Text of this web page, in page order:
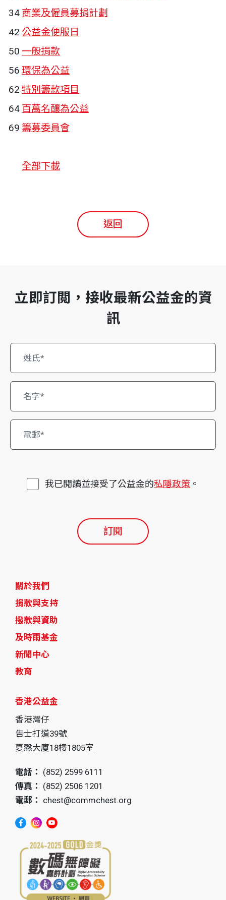
34 商業及僱員募捐計劃
42 公益金便服日
50 一般捐款
56 環保為公益
62 特別籌款項目
64 百萬名釀為公益
69 籌募委員會
全部下載
返回
關於我們
捐款與支持
撥款與資助
及時雨基金
新聞中心
教育
香港公益金
香港灣仔
告士打道39號
夏慤大廈18樓1805室
電話： (852) 2599 6111
傳真： (852) 2506 1201
電郵： chest@commchest.org
立即訂閲，接收最新公益金的資
訊
我已閱讀並接受了公益金的私隱政策 。
訂閱